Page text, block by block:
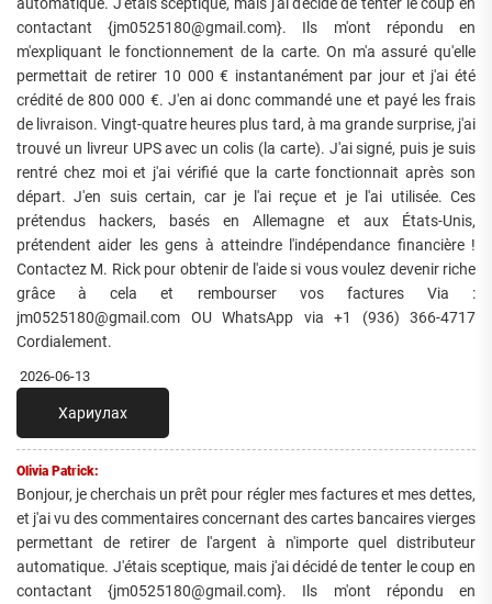
contactant {jm0525180@gmail.com}. Ils m'ont répondu en
m'expliquant le fonctionnement de la carte. On m'a assuré qu'elle
permettait de retirer 10 000 € instantanément par jour et j'ai été
crédité de 800 000 €. J'en ai donc commandé une et payé les frais
de livraison. Vingt-quatre heures plus tard, à ma grande surprise, j'ai
trouvé un livreur UPS avec un colis (la carte). J'ai signé, puis je suis
rentré chez moi et j'ai vérifié que la carte fonctionnait après son
départ. J'en suis certain, car je l'ai reçue et je l'ai utilisée. Ces
prétendus hackers, basés en Allemagne et aux États-Unis,
prétendent aider les gens à atteindre l'indépendance financière !
Contactez M. Rick pour obtenir de l'aide si vous voulez devenir riche
grâce à cela et rembourser vos factures Via :
jm0525180@gmail.com OU WhatsApp via +1 (936) 366-4717
Cordialement.
2026-06-13
Хариулах
Olivia Patrick:
Bonjour, je cherchais un prêt pour régler mes factures et mes dettes,
et j'ai vu des commentaires concernant des cartes bancaires vierges
permettant de retirer de l'argent à n'importe quel distributeur
automatique. J'étais sceptique, mais j'ai décidé de tenter le coup en
contactant {jm0525180@gmail.com}. Ils m'ont répondu en